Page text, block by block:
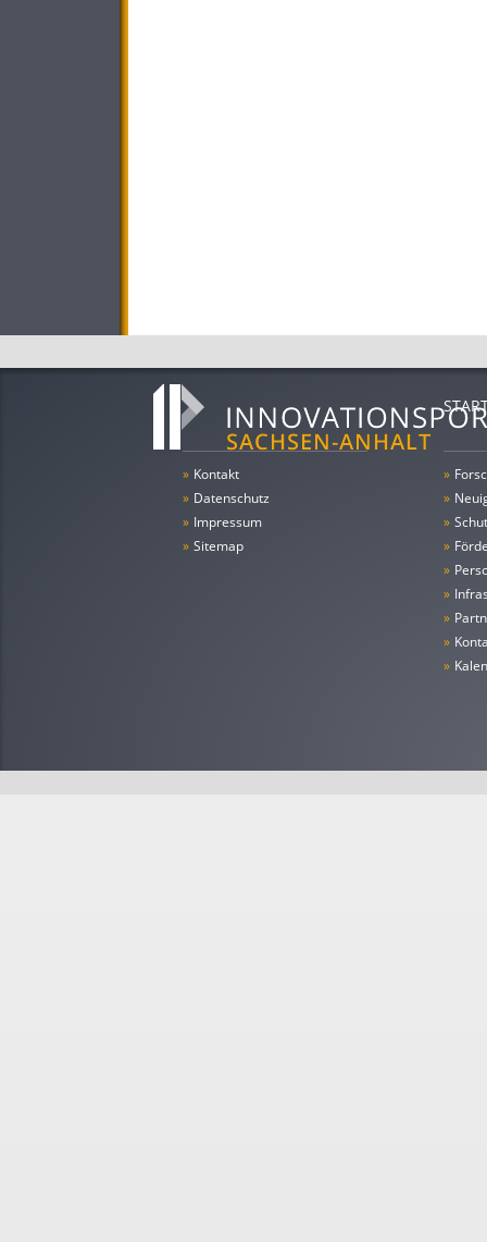
» Kontakt
» Datenschutz
» Impressum
» Sitemap
»
»
»
»
»
»
»
»
»